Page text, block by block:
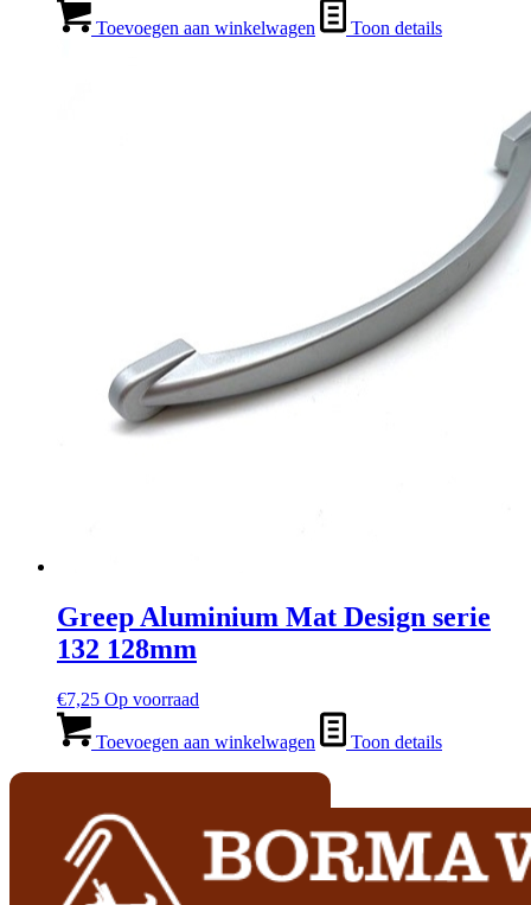
Toevoegen aan winkelwagen Toon details
Greep Aluminium Mat Design serie
132 128mm
€7,25 Op voorraad
Toevoegen aan winkelwagen Toon details